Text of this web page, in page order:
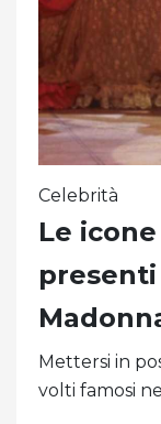
Celebrità
Le
Mettersi in
volti famosi